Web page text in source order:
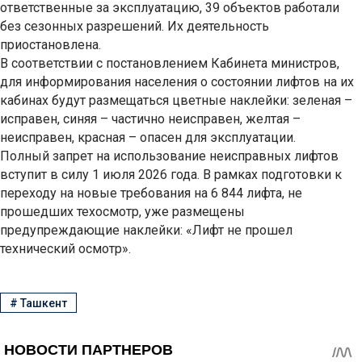
ответственные за эксплуатацию, 39 объектов работали
без сезонных разрешений. Их деятельность
приостановлена.
В соответствии с постановлением Кабинета министров,
для информирования населения о состоянии лифтов на их
кабинах будут размещаться цветные наклейки: зеленая –
исправен, синяя – частично неисправен, желтая –
неисправен, красная – опасен для эксплуатации.
Полный запрет на использование неисправных лифтов
вступит в силу 1 июля 2026 года. В рамках подготовки к
переходу на новые требования на 6 844 лифта, не
прошедших техосмотр, уже размещены
предупреждающие наклейки: «Лифт не прошел
технический осмотр».
#Ташкент